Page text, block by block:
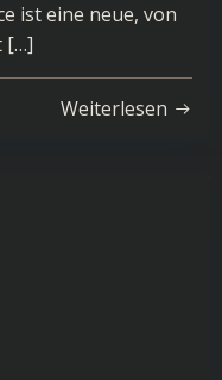
ist eine neue, von
[…]
Weiterlesen